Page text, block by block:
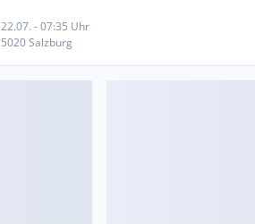
22.07. - 07:35 Uhr
5020 Salzburg